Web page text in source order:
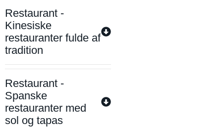
Restaurant -
Kinesiske
restauranter fulde af
tradition
Restaurant -
Spanske
restauranter med
sol og tapas